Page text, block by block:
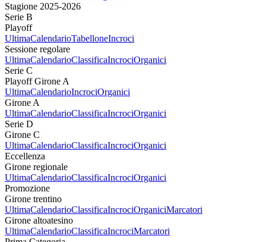
Stagione 2025-2026
Serie B
Playoff
UltimaCalendarioTabelloneIncroci
Sessione regolare
UltimaCalendarioClassificaIncrociOrganici
Serie C
Playoff Girone A
UltimaCalendarioIncrociOrganici
Girone A
UltimaCalendarioClassificaIncrociOrganici
Serie D
Girone C
UltimaCalendarioClassificaIncrociOrganici
Eccellenza
Girone regionale
UltimaCalendarioClassificaIncrociOrganici
Promozione
Girone trentino
UltimaCalendarioClassificaIncrociOrganiciMarcatori
Girone altoatesino
UltimaCalendarioClassificaIncrociMarcatori